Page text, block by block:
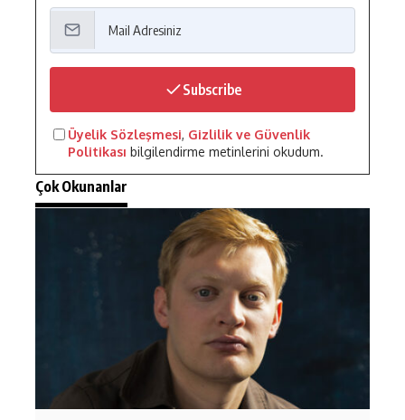
Subscribe
Üyelik Sözleşmesi, Gizlilik ve Güvenlik
Politikası bilgilendirme metinlerini okudum.
Çok Okunanlar